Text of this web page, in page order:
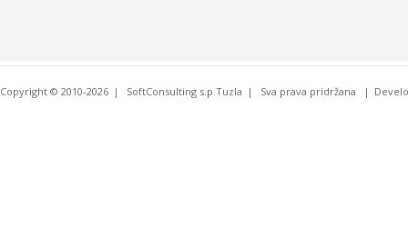
Copyright © 2010-2026 SoftConsulting s.p.Tuzla Sva prava pridržana